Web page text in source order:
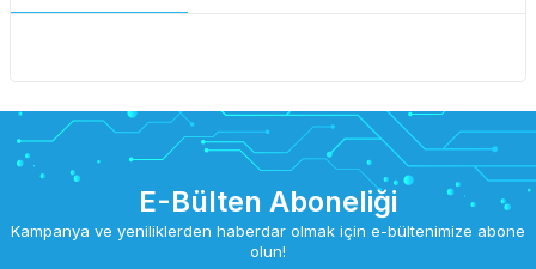
E-Bülten Aboneliği
Kampanya ve yeniliklerden haberdar olmak için e-bültenimize abone
olun!